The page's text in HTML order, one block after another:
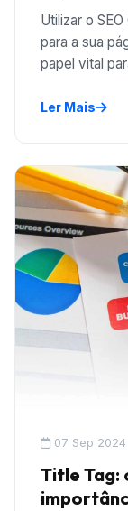
Utilizar o
para a sua
papel vital
Ler Mais
07 Sep 2024
Title Tag: